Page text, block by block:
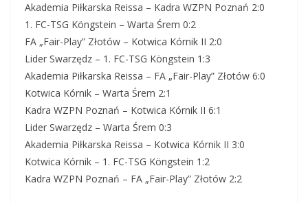
Akademia Piłkarska Reissa – Kadra WZPN Poznań 2:0
1. FC-TSG Köngstein – Warta Śrem 0:2
FA „Fair-Play” Złotów – Kotwica Kórnik II 2:0
Lider Swarzędz – 1. FC-TSG Köngstein 1:3
Akademia Piłkarska Reissa – FA „Fair-Play” Złotów 6:0
Kotwica Kórnik – Warta Śrem 2:1
Kadra WZPN Poznań – Kotwica Kórnik II 6:1
Lider Swarzędz – Warta Śrem 0:3
Akademia Piłkarska Reissa – Kotwica Kórnik II 3:0
Kotwica Kórnik – 1. FC-TSG Köngstein 1:2
Kadra WZPN Poznań – FA „Fair-Play” Złotów 2:2